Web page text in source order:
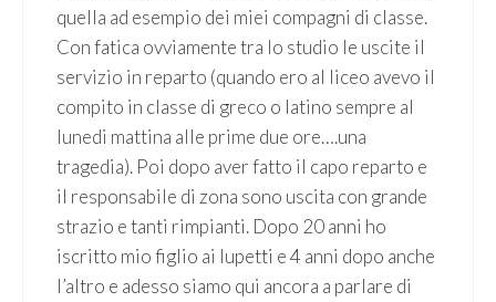
quella ad esempio dei miei compagni di classe.
Con fatica ovviamente tra lo studio le uscite il
servizio in reparto (quando ero al liceo avevo il
compito in classe di greco o latino sempre al
lunedi mattina alle prime due ore….una
tragedia). Poi dopo aver fatto il capo reparto e
il responsabile di zona sono uscita con grande
strazio e tanti rimpianti. Dopo 20 anni ho
iscritto mio figlio ai lupetti e 4 anni dopo anche
l’altro e adesso siamo qui ancora a parlare di